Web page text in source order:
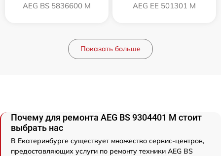
AEG BS 5836600 M AEG EE 501301 M
Показать больше
Почему для ремонта AEG BS 9304401 M стоит
выбрать нас
В Екатеринбурге существует множество сервис-центров,
предоставляющих услуги по ремонту техники AEG BS